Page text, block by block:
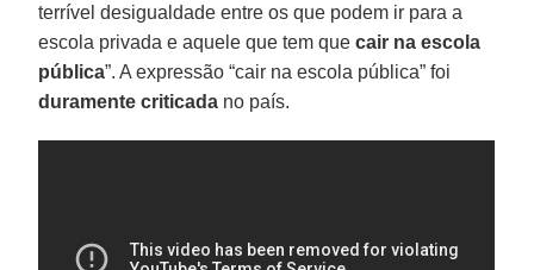
terrível desigualdade entre os que podem ir para a
escola privada e aquele que tem quecair na escola
pública”. A expressão “cair na escola pública” foi
duramente criticada no país.